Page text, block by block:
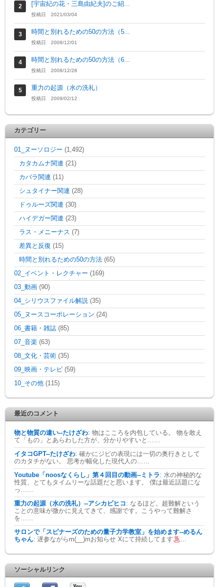
[宇宙紀の花・三島由紀夫]のご紹...
投稿日 2021/03/04
時間と別れるための50の方法（5...
投稿日 2008/12/01
時間と別れるための50の方法（6...
投稿日 2008/12/28
重力の起源（水の洗礼）
投稿日 2009/02/12
カテゴリー
01_ヌーソロジー (1,492)
カタカムナ関連 (21)
カバラ関連 (11)
シュタイナー関連 (28)
ドゥルーズ関連 (30)
ハイデガー関連 (23)
ラス・メニーナス (7)
差異と反復 (15)
時間と別れるための50の方法 (65)
02_イベント・レクチャー (169)
03_動画 (90)
04_シリウスファイル解説 (35)
05_ヌースコーポレーション (24)
06_書籍・雑誌 (85)
07_音楽 (63)
08_文化・芸術 (35)
09_映画・テレビ (59)
10_その他 (115)
最近のコメント
物と物質の違い--たけざわ: 物はこころを内包している。 物を敢え
て「もの」とあらわした方が、分かりやすいと……
イタコGPT--たけざわ: 確かにジピの表現には一切の奥行きとして
のカタチがない。 思考が幅化した現代人の……
Youtube「noosなくらし」第４回目の動画--ミトラ: 水の神秘的な
性質、とてもタイムリーな話題だと思います。 僕は最近話題にな
っ……
重力の起源（水の洗礼）--アシカビヒコ : なるほど。超難解という
ことの意味が微かに見えてきて、感謝です。こうやって難解さ
を……
サロンで「スピナーズのための量子力学教室」を始めます--めるん
ちゃん: 遅参ながらm(__)mお知らせ Xにて持続してます …
ソーシャルリンク